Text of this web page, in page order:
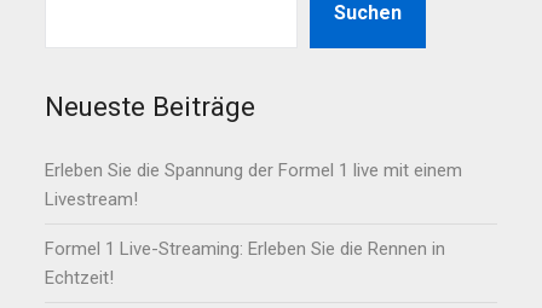
Suchen
Neueste Beiträge
Erleben Sie die Spannung der Formel 1 live mit einem
Livestream!
Formel 1 Live-Streaming: Erleben Sie die Rennen in
Echtzeit!